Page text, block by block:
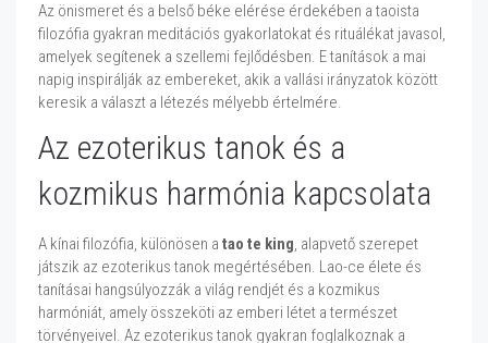
Az önismeret és a belső béke elérése érdekében a taoista
filozófia gyakran meditációs gyakorlatokat és rituálékat javasol,
amelyek segítenek a szellemi fejlődésben. E tanítások a mai
napig inspirálják az embereket, akik a vallási irányzatok között
keresik a választ a létezés mélyebb értelmére.
Az ezoterikus tanok és a
kozmikus harmónia kapcsolata
A kínai filozófia, különösen a tao te king, alapvető szerepet
játszik az ezoterikus tanok megértésében. Lao-ce élete és
tanításai hangsúlyozzák a világ rendjét és a kozmikus
harmóniát, amely összeköti az emberi létet a természet
törvényeivel. Az ezoterikus tanok gyakran foglalkoznak a